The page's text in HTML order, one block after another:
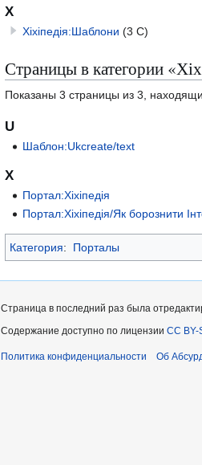
Х
Хіхіпедія:Шаблони (3 С)
Страницы в категории
Показаны 3 страницы из 3,
U
Шаблон:Ukcreate/text
Х
Портал:Хіхіпедія
Портал:Хіхіпедія/Як борознити
Категория: Порталы
Страница в последний раз была
Содержание доступно по лицензии CC BY-
Политика конфиденциальности Об